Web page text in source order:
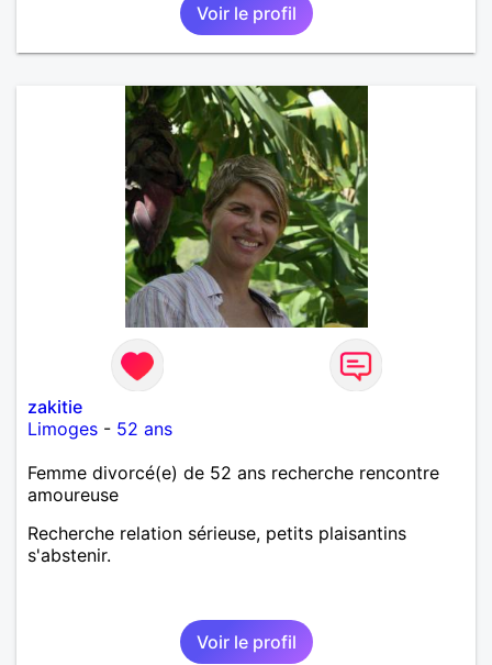
Voir le profil
zakitie
Limoges - 52 ans
Femme divorcé(e) de 52 ans recherche rencontre
amoureuse
Recherche relation sérieuse, petits plaisantins
s'abstenir.
Voir le profil